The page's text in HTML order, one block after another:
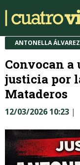
ANTONELLA ÁLVAREZ
Convocan
justicia por
Mataderos
12/03/2026 10:23 |